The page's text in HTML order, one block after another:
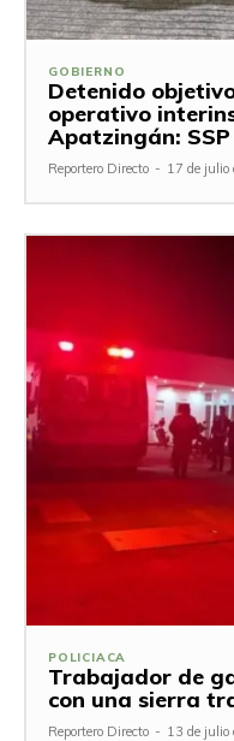
GOBIERNO
Detenido
operativo
Apatzingán: SSP
Reportero Directo - 17 de julio
POLICIACA
Trabajador de
con una sierra
Reportero Directo - 13 de julio